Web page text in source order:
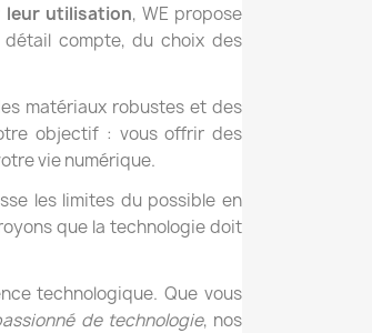
leur utilisation, WE propose
compte, du choix des
matériaux robustes et des
objectif : vous offrir des
vie numérique.
les limites du possible en
que la technologie doit
technologique. Que vous
de technologie, nos